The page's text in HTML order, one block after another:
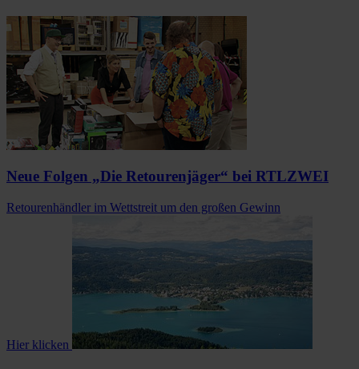
Neue Folgen „Die Retourenjäger“ bei RTLZWEI
Retourenhändler im Wettstreit um den großen Gewinn
Hier klicken